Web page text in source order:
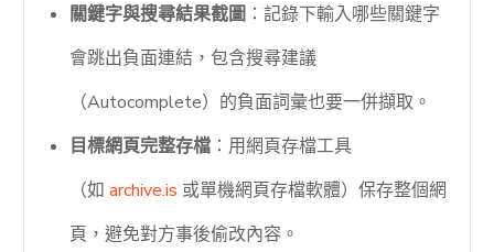
關鍵字與搜尋結果截圖 ：記錄下輸入哪些關鍵字
會跳出負面連結，包含搜尋建議
（Autocomplete）的負面詞彙也要一併擷取。
目標網頁完整存檔 ：用網頁存檔工具
（如archive.is 或單機網頁存檔軟體）保存整個網
頁，避免對方事後偷改內容。